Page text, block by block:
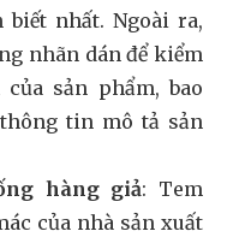
biết nhất. Ngoài ra,
nhãn dán để kiểm
sản phẩm, bao
tin mô tả sản
hàng giả: Tem
của nhà sản xuất